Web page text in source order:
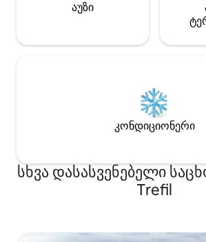
აუზი
კონდიციონერი
სხვა დასასვენებელი
Trefil